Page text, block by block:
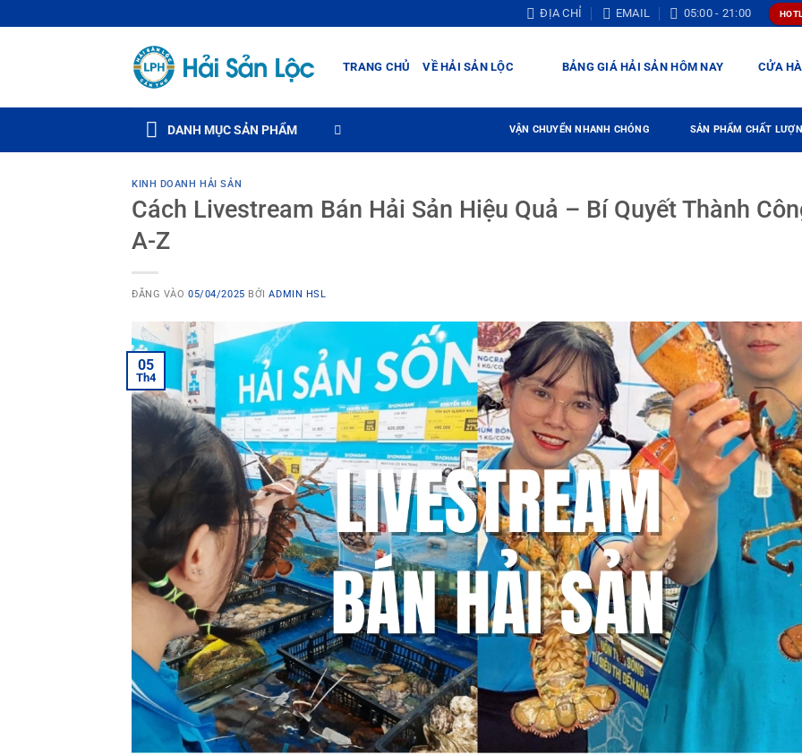
qua
ĐỊA CHỈ EMAIL 05:00 - 21:00
TRANG CHỦ VỀ HẢI SẢN LỘC BẢNG GIÁ HẢI SẢN HÔM NAY CỬA
DANH MỤC SẢN PHẨM VẬN CHUYỂN NHANH CHÓNG SẢN PHẨM CHẤT
KINH DOANH HẢI SẢN
Cách Livestream Bán Hải Sản Hiệu Quả – Bí Quyết Thành
A-Z
ĐĂNG VÀO05/04/2025 BỞIADMIN HSL
05
Th4